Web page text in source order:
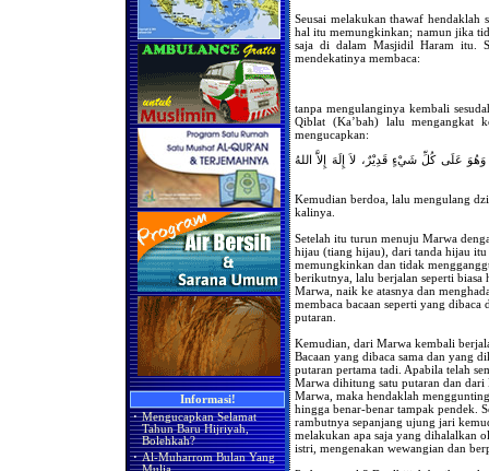
Informasi!
· Mengucapkan Selamat
Tahun Baru Hijriyah,
Bolehkah?
· Al-Muharrom Bulan Yang
Seusai melakukan thawaf
hal itu memungkinkan; namun jika
saja di dalam Masjidil Haram itu.
mendekatinya membaca:
tanpa mengulanginya kembali
Qiblat (Ka’bah) lalu mengangkat
mengucapkan:
وَهُوَ عَلَى كُلِّ شَيْءٍ قَدِيْرٌ، لاَ إِلَهَ إِلاَّ اللهُ
Kemudian berdoa, lalu mengulang
kalinya.
Setelah itu turun menuju Marwa
hijau (tiang hijau), dari tanda hijau
memungkinkan dan tidak
berikutnya, lalu berjalan seperti biasa
Marwa, naik ke atasnya dan
membaca bacaan seperti yang
putaran.
Kemudian, dari Marwa kembali
Bacaan yang dibaca sama dan yang
putaran pertama tadi. Apabila telah
Marwa dihitung satu putaran dan
Marwa, maka hendaklah
hingga benar-benar tampak pendek.
rambutnya sepanjang ujung jari
melakukan apa saja yang dihalalkan
istri, mengenakan wewangian dan